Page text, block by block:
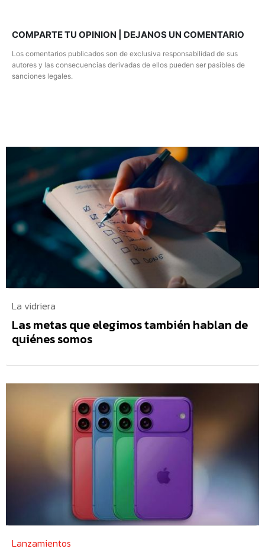
COMPARTE TU OPINION | DEJANOS UN COMENTARIO
Los comentarios publicados son de exclusiva responsabilidad de sus
autores y las consecuencias derivadas de ellos pueden ser pasibles de
sanciones legales.
La vidriera
Las metas que elegimos también hablan de
quiénes somos
Lanzamientos